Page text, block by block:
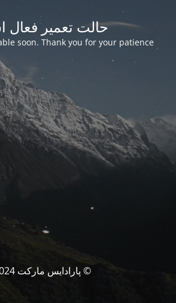
حالت تعمیر
soon. Thank you for your patience!
© پارادایس مارکت 2024